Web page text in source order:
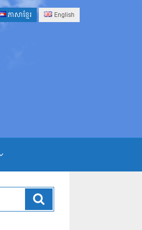
ភាសាខ្មែរ English